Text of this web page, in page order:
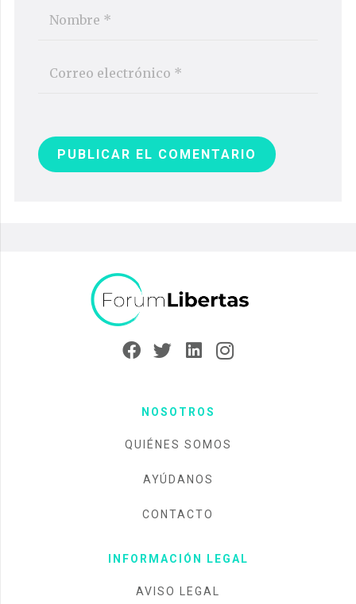
PUBLICAR EL COMENTARIO
NOSOTROS
QUIÉNES SOMOS
AYÚDANOS
CONTACTO
INFORMACIÓN LEGAL
AVISO LEGAL